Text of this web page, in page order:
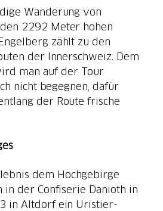
Wanderung von
2292 Meter hohen
zählt zu den
der Innerschweiz. Dem
man auf der Tour
nicht begegnen, dafür
der Route frische
dem Hochgebirge
in der Confiserie Danioth in
in Altdorf ein Uristier-